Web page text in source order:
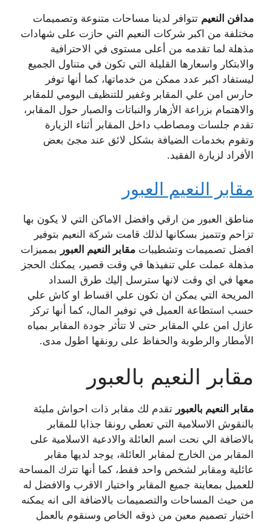
مدافن النعيم تتوافر لدينا مساحات متنوعة وتصميمات
مختلفة من اكبر شركات النعيم التي حازت على شهادات
مذهلة لما تقدمه من أعلى مستوى في الاحترافية
والابتكار واسعارها القليلة التي تكون في متناول الجميع
ليستفاد اكبر عدد ممكن من خدماتها، كما أنها توفر
حارس امن علي المقابر وغفير للتنظيف اليومي للمقابر
والاهتمام بزراعة الأزهار والنباتات والصبار حول المقابر،
تقدم جلسات ومصاطب داخل المقابر أثناء الزيارة
وتقوم بخدمات الضيافة بشكل لائق عند مجئ بعض
الأفراد لزيارة الفقيد.
مقابر النعيم العبور
مناطق العبور من ارقي وافضل الاماكن التي لا يكون بها
تزاحم وتتميز بسكانها لذلك قامت شركة النعيم بتوفير
افضل تصميمات وتشطيبات مقابر النعيم العبور بمميزات
مذهلة عملت علي تنفيذها في وقت قصير، يمكنك الحجز
معها في اي وقت لانها سترسل إليك طرق السداد
المريحة التي يمكن ان تكون علي اقساط او كاش علي
حسب استطاعة العميل في توفير المال، كما أنها تركز
عازل امن علي المقابر حتى لا تتأثر جودة المقابر بمياه
الأمطار والرطوبة والحفاظ على رونقها اطول مدى.
مقابر النعيم بالعبور
مقابر النعيم بالعبور تقدم لك مقابر ذات احواش مليئة
بالنقوش الاسلامية التي تعطي رونقا جذابا للمقابر
بالاضافة الي نحت اسم العائلة والادعية الاسلامية على
المقابر من الخارج لمقابر العائلة، يوجد لديها مقابر
عائلية ومقابر لشخص واحد فقط، كما أنها تترك المساحة
للعميل بمعاينة جميع المقابر واختيار الاقرب والافضل له
من حيث المساحات والتصميمات بالاضافة الى انه يمكنه
اختيار تصميم معين من ذوقه الخاص وسنقوم بالعمل